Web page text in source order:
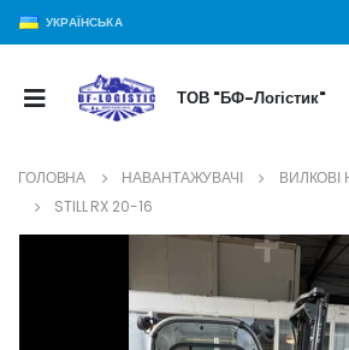
УКРАЇНСЬКА
ТОВ "БФ-Логістик"
ГОЛОВНА НАВАНТАЖУВАЧІ
ВИЛКОВІ
STILL RX 20-16